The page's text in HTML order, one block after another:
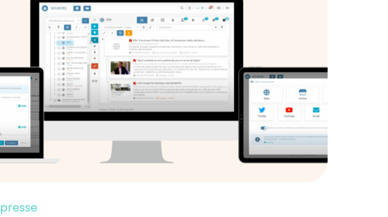
presse